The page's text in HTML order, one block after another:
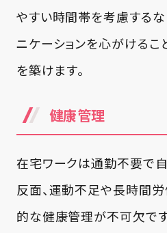
やすい時間帯を考慮するな
ニケーションを心がけるこ
を築けます。
健康管理
在宅ワークは通勤不要で
反面、運動不足や長時間労
的な健康管理が不可欠です